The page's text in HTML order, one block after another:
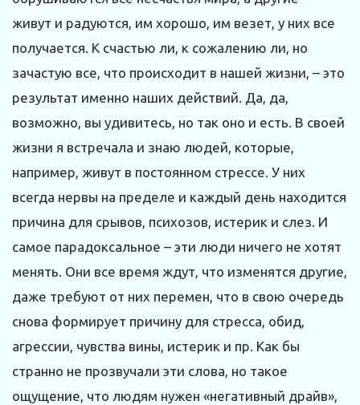
живут и радуются, им хорошо, им везет, у них все
получается. К счастью ли, к сожалению ли, но
зачастую все, что происходит в нашей жизни, – это
результат именно наших действий. Да, да,
возможно, вы удивитесь, но так оно и есть. В своей
жизни я встречала и знаю людей, которые,
например, живут в постоянном стрессе. У них
всегда нервы на пределе и каждый день находится
причина для срывов, психозов, истерик и слез. И
самое парадоксальное – эти люди ничего не хотят
менять. Они все время ждут, что изменятся другие,
даже требуют от них перемен, что в свою очередь
снова формирует причину для стресса, обид,
агрессии, чувства вины, истерик и пр. Как бы
странно не прозвучали эти слова, но такое
ощущение, что людям нужен «негативный драйв»,